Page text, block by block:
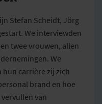
Stefan Scheidt, Jörg
We interviewden
twee vrouwen, allen
We
hun carrière zij zich
brand en hoe
van